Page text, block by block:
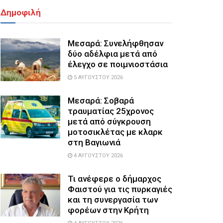
Δημοφιλή
Μεσαρά: Συνελήφθησαν
δύο αδέλφια μετά από
έλεγχο σε ποιμνιοστάσια
5 ΑΥΓΟΎΣΤΟΥ 2026
Μεσαρά: Σοβαρά
τραυματίας 25χρονος
μετά από σύγκρουση
μοτοσικλέτας με κλαρκ
στη Βαγιωνιά
4 ΑΥΓΟΎΣΤΟΥ 2026
Τι ανέφερε ο δήμαρχος
Φαιστού για τις πυρκαγιές
και τη συνεργασία των
φορέων στην Κρήτη